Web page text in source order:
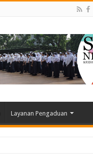
Layanan Pengaduan